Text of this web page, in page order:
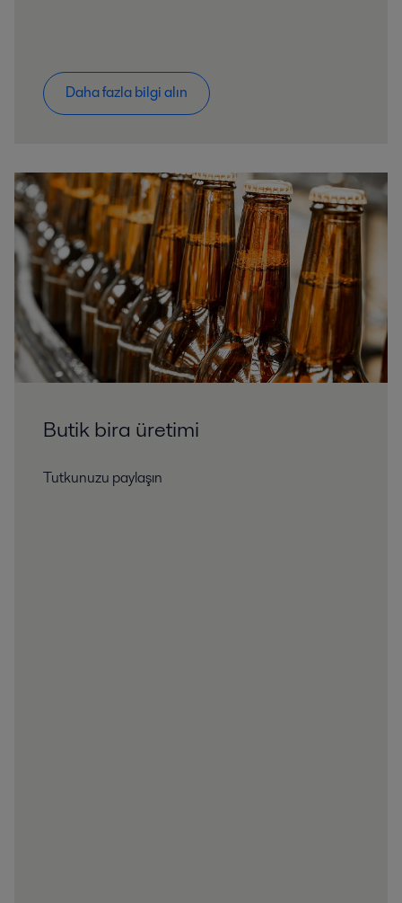
Daha fazla bilgi alın
Butik bira üretimi
Tutkunuzu paylaşın